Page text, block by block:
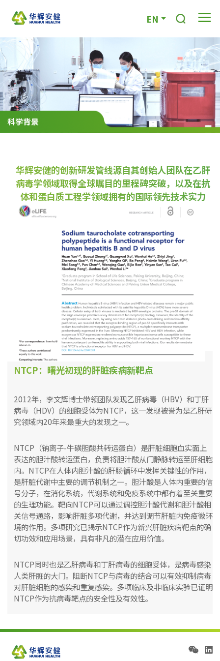
EN
科学背景
华辉安健的创新研发管线源自其创始人团队在乙肝
病毒学领域取得全球瞩目的里程碑突破，以及在抗
体和蛋白质工程学领域拥有的国际领先技术实力
NTCP：曙光初现的肝脏疾病新靶点
2012年，李文辉博士带领团队发现乙肝病毒（HBV）和丁肝
病毒（HDV）的细胞受体为NTCP，这一发现被誉为是乙肝研
究领域内20年来最重大的发现之一。
NTCP（钠离子-牛磺胆酸共转运蛋白）是肝脏细胞血实面上
表达的胆汁酸转运蛋白，负责将胆汁酸从门静脉转运至肝细胞
内。NTCP在人体内胆汁酸的肝肠循环中发挥关键性的作用，
是肝脏代谢中主要的调节机制之一。胆汁酸是人体内重要的信
号分子，在消化系统，代谢系统和免疫系统中都有着至关重要
的生理功能。靶向NTCP可以通过调控胆汁酸代谢和胆汁酸相
关信号通路，影响肝脏多项代谢，并达到调节肝脏内免疫微环
境的作用。多项研究已揭示NTCP作为新兴肝脏疾病靶点的确
切功效和应用场景，具有非凡的潜在应用价值。
NTCP同时也是乙肝病毒和丁肝病毒的细胞受体，是病毒感染
人类肝脏的大门。阻断NTCP与病毒的结合可以有效抑制病毒
对肝脏细胞的感染和重复感染。多项临床及非临床实验已证明
NTCP作为抗病毒靶点的安全性及有效性。